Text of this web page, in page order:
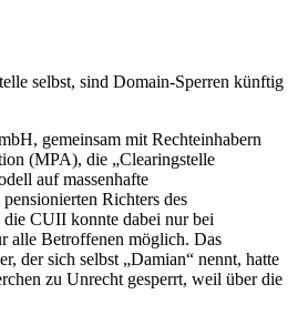
selbst, sind Domain-Sperren künftig
gemeinsam mit Rechteinhabern
(MPA), die „Clearingstelle
auf massenhafte
Richters des
die CUII konnte dabei nur bei
alle Betroffenen möglich. Das
der sich selbst „Damian“ nennt, hatte
zu Unrecht gesperrt, weil über die